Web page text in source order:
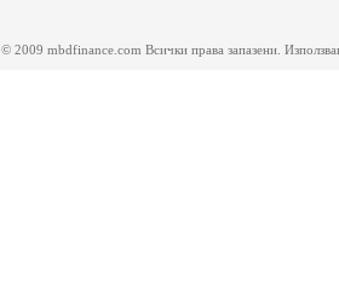
© 2009 mbdfinance.com Всички права запазени.